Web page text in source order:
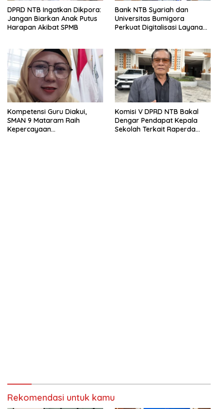
DPRD NTB Ingatkan Dikpora:
Jangan Biarkan Anak Putus
Harapan Akibat SPMB
Bank NTB Syariah dan
Universitas Bumigora
Perkuat Digitalisasi Layanan
Kompetensi Guru Diakui,
SMAN 9 Mataram Raih
Kepercayaan
Komisi V DPRD NTB Bakal
Dengar Pendapat Kepala
Sekolah Terkait Raperda
Rekomendasi untuk kamu